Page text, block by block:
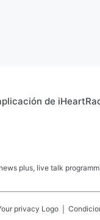
de
plus, live talk